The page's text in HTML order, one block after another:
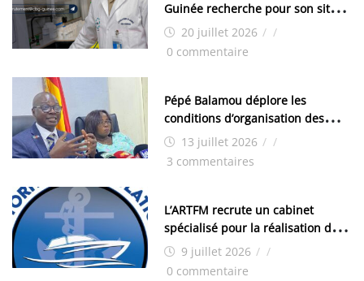
Guinée recherche pour son site
de Kamsar des techniciens
chimistes (H/F)
20 juillet 2026 / /
0 commentaire
Pépé Balamou déplore les
conditions d’organisation des
examens nationaux : « Si ce sont
les élections, on trouve tous les
13 juillet 2026 / /
3 commentaires
L’ARTFM recrute un cabinet
spécialisé pour la réalisation des
études techniques
9 juillet 2026 / /
0 commentaire